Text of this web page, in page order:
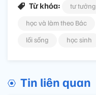
Từ khóa: tư tưởng
học và làm theo Bác
lối sống
học sinh
Tin liên quan